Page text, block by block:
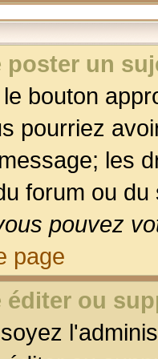
poster un
bouton
pourriez
les
forum ou
pouvez
page
ou